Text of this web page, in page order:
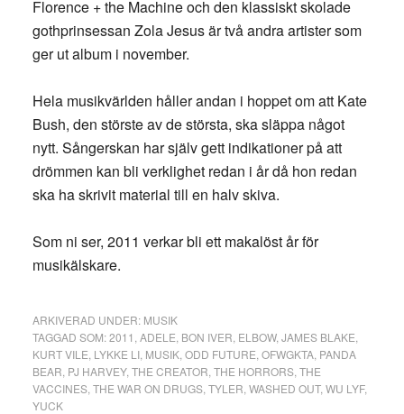
Florence + the Machine och den klassiskt skolade
gothprinsessan Zola Jesus är två andra artister som
ger ut album i november.
Hela musikvärlden håller andan i hoppet om att Kate
Bush, den störste av de största, ska släppa något
nytt. Sångerskan har själv gett indikationer på att
drömmen kan bli verklighet redan i år då hon redan
ska ha skrivit material till en halv skiva.
Som ni ser, 2011 verkar bli ett makalöst år för
musikälskare.
ARKIVERAD UNDER: MUSIK
TAGGAD SOM:2011 ADELE BON IVER ELBOW, JAMES BLAKE
KURT VILE LYKKE LI, MUSIK, ODD FUTURE OFWGKTA, PANDA
BEAR PJ HARVEY, THE CREATOR THE HORRORS, THE
VACCINES, THE WAR ON DRUGS, TYLER WASHED OUT, WU LYF,
YUCK